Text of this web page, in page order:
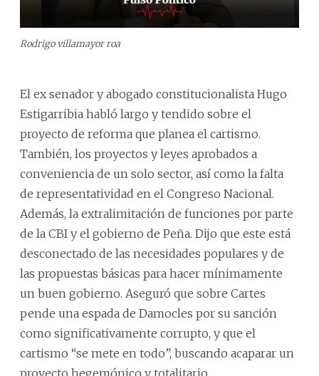
Rodrigo villamayor roa
El ex senador y abogado constitucionalista Hugo
Estigarribia habló largo y tendido sobre el
proyecto de reforma que planea el cartismo.
También, los proyectos y leyes aprobados a
conveniencia de un solo sector, así como la falta
de representatividad en el Congreso Nacional.
Además, la extralimitación de funciones por parte
de la CBI y el gobierno de Peña. Dijo que este está
desconectado de las necesidades populares y de
las propuestas básicas para hacer mínimamente
un buen gobierno. Aseguró que sobre Cartes
pende una espada de Damocles por su sanción
como significativamente corrupto, y que el
cartismo “se mete en todo”, buscando acaparar un
proyecto hegemónico y totalitario.